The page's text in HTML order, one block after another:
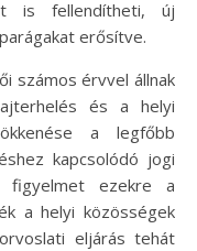
is fellendítheti, új
erősítve.
számos érvvel állnak
és a helyi
a legfőbb
kapcsolódó jogi
figyelmet ezekre a
a helyi közösségek
eljárás tehát